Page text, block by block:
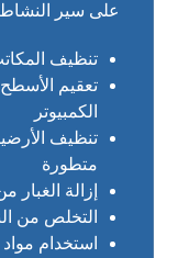
على سير
تنظيف
تعقيم
الكمبيوتر
تنظيف
متطورة
إزالة الغبار
التخلص من
استخدام